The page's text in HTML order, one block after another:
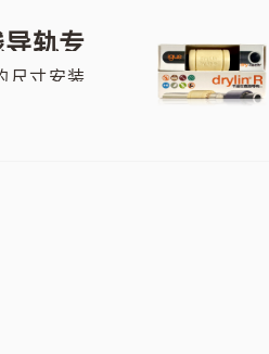
轨专
尺寸安装
可生成型